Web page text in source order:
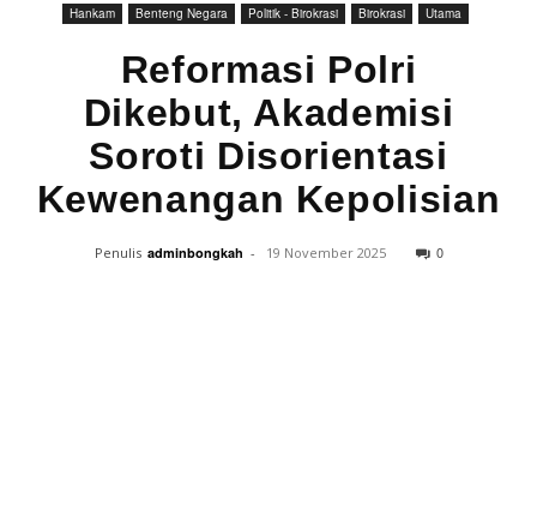
Hankam Benteng Negara Politik - Birokrasi Birokrasi Utama
Reformasi Polri
Dikebut, Akademisi
Soroti Disorientasi
Kewenangan Kepolisian
Penulis adminbongkah - 19 November 2025 0